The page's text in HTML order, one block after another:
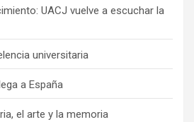
UACJ vuelve a escuchar la
universitaria
a España
el arte y la memoria